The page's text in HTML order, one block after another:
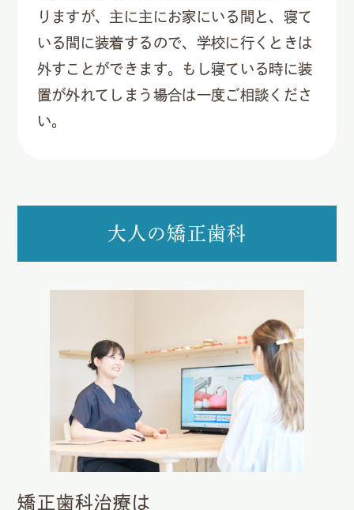
りますが、主に主にお家にいる間と、寝て
いる間に装着するので、学校に行くときは
外すことができます。もし寝ている時に装
置が外れてしまう場合は一度ご相談くださ
い。
大人の矯正歯科
矯正歯科治療は